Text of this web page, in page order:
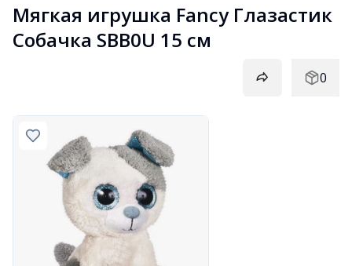
Мягкая игрушка Fancy Глазастик
Собачка SBB0U 15 см
0